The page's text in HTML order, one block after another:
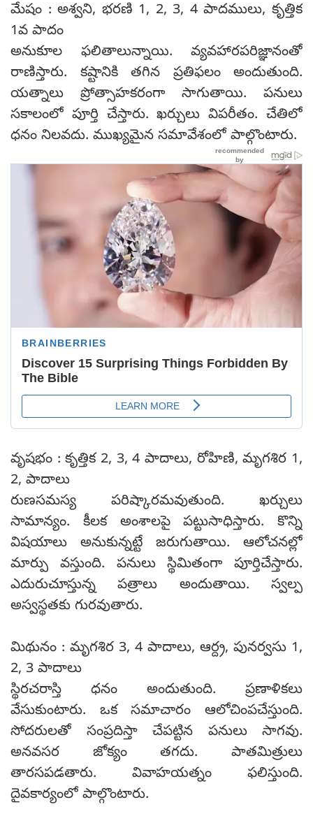
మేషం : అశ్వని, భరణి 1, 2, 3, 4 పాదములు, కృత్తిక
1వ పాదం
అనుకూల ఫలితాలున్నాయి. వ్యవహారపరిజ్ఞానంతో
రాణిస్తారు. కష్టానికి తగిన ప్రతిఫలం అందుతుంది.
యత్నాలు ప్రోత్సాహకరంగా సాగుతాయి. పనులు
సకాలంలో పూర్తి చేస్తారు. ఖర్చులు విపరీతం. చేతిలో
ధనం నిలవదు. ముఖ్యమైన సమావేశంలో పాల్గొంటారు.
వృషభం : కృత్తిక 2, 3, 4 పాదాలు, రోహిణి, మృగశిర 1,
2, పాదాలు
రుణసమస్య పరిష్కారమవుతుంది. ఖర్చులు
సామాన్యం. కీలక అంశాలపై పట్టుసాధిస్తారు. కొన్ని
విషయాలు అనుకున్నట్టే జరుగుతాయి. ఆలోచనల్లో
మార్పు వస్తుంది. పనులు స్థిమితంగా పూర్తిచేస్తారు.
ఎదురుచూస్తున్న పత్రాలు అందుతాయి. స్వల్ప
అస్వస్థతకు గురవుతారు.
మిథునం : మృగశిర 3, 4 పాదాలు, ఆర్ద్ర, పునర్వసు 1,
2, 3 పాదాలు
స్థిరచరాస్తి ధనం అందుతుంది. ప్రణాళికలు
వేసుకుంటారు. ఒక సమాచారం ఆలోచింపచేస్తుంది.
సోదరులతో సంప్రదిస్తా చేపట్టిన పనులు సాగవు.
అనవసర జోక్యం తగదు. పాతమిత్రులు
తారసపడతారు. వివాహయత్నం ఫలిస్తుంది.
దైవకార్యంలో పాల్గొంటారు.